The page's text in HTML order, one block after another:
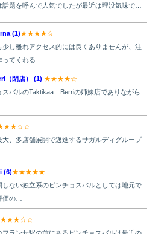
話題を呼んで人気でしたが最近は埋没気味で…
(1)★★★★☆
少し離れアクセス的には良くありませんが、注
ってくれる…
（閉店） (1) ★★★★☆
スバルのTaktikaa Berriの姉妹店でありながら
大、多店舗展開で邁進するサガルディグループ
(6)★★★★★
しない独立系のピンチョスバルとしては地元で
価の…
★★★☆☆